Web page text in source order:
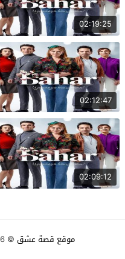
02:19:25
02:12:47
02:09:12
موقع قصة عشق © 2026 جميع الحقوق محفوظة.